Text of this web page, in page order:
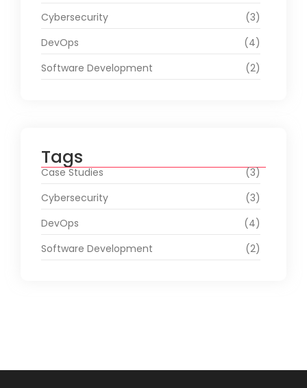
Cybersecurity
(3)
DevOps
(4)
Software Development
(2)
Tags
Case Studies
(3)
Cybersecurity
(3)
DevOps
(4)
Software Development
(2)